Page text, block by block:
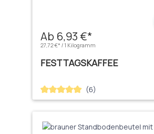
Ab 6,93 €*
27,72 €* / 1 Kilogramm
FESTTAGSKAFFEE
Durchschnittliche Bewertung von 5
(6)